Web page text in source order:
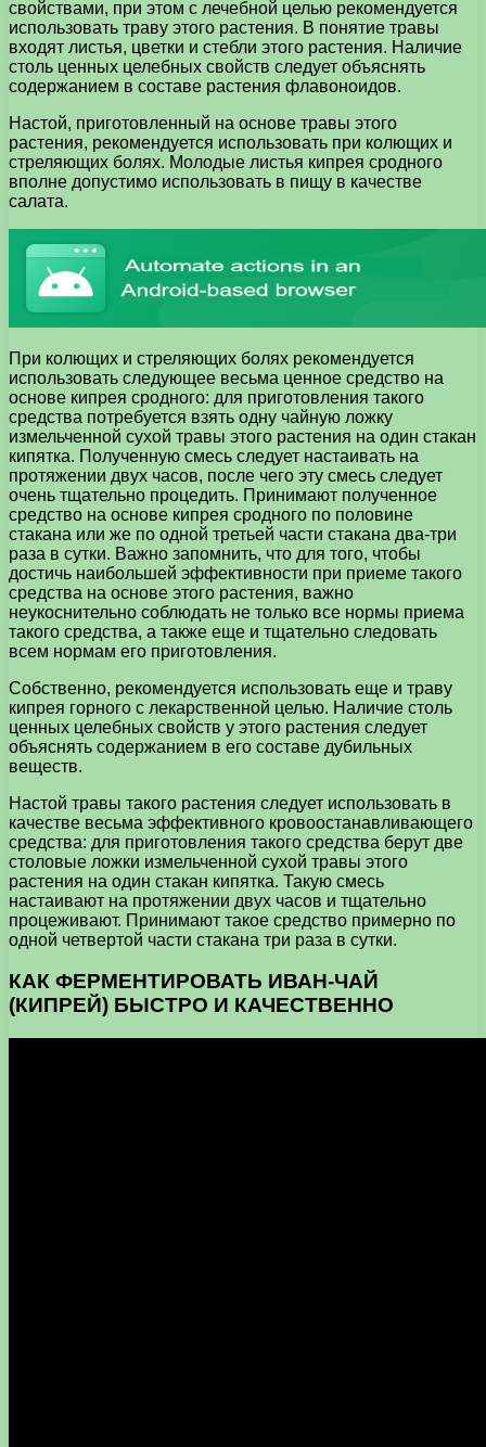
свойствами, при этом с лечебной целью рекомендуется
использовать траву этого растения. В понятие травы
входят листья, цветки и стебли этого растения. Наличие
столь ценных целебных свойств следует объяснять
содержанием в составе растения флавоноидов.
Настой, приготовленный на основе травы этого
растения, рекомендуется использовать при колющих и
стреляющих болях. Молодые листья кипрея сродного
вполне допустимо использовать в пищу в качестве
салата.
При колющих и стреляющих болях рекомендуется
использовать следующее весьма ценное средство на
основе кипрея сродного: для приготовления такого
средства потребуется взять одну чайную ложку
измельченной сухой травы этого растения на один стакан
кипятка. Полученную смесь следует настаивать на
протяжении двух часов, после чего эту смесь следует
очень тщательно процедить. Принимают полученное
средство на основе кипрея сродного по половине
стакана или же по одной третьей части стакана два-три
раза в сутки. Важно запомнить, что для того, чтобы
достичь наибольшей эффективности при приеме такого
средства на основе этого растения, важно
неукоснительно соблюдать не только все нормы приема
такого средства, а также еще и тщательно следовать
всем нормам его приготовления.
Собственно, рекомендуется использовать еще и траву
кипрея горного с лекарственной целью. Наличие столь
ценных целебных свойств у этого растения следует
объяснять содержанием в его составе дубильных
веществ.
Настой травы такого растения следует использовать в
качестве весьма эффективного кровоостанавливающего
средства: для приготовления такого средства берут две
столовые ложки измельченной сухой травы этого
растения на один стакан кипятка. Такую смесь
настаивают на протяжении двух часов и тщательно
процеживают. Принимают такое средство примерно по
одной четвертой части стакана три раза в сутки.
КАК ФЕРМЕНТИРОВАТЬ ИВАН-ЧАЙ
(КИПРЕЙ) БЫСТРО И КАЧЕСТВЕННО